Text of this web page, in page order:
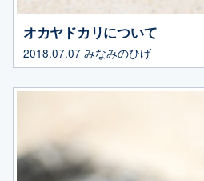
オカヤドカリについて
2018.07.07 みなみのひげ